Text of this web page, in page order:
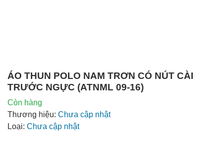
ÁO THUN POLO NAM TRƠN CÓ NÚT CÀI
TRƯỚC NGỰC (ATNML 09-16)
Còn hàng
Thương hiệu: Chưa cập nhật
Loại: Chưa cập nhật